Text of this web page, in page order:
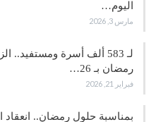
اليوم…
مارس 3, 2026
لـ 583 ألف أسرة
رمضان بـ 26…
فبراير 21, 2026
بمناسبة حلول رمضان.. انعقاد